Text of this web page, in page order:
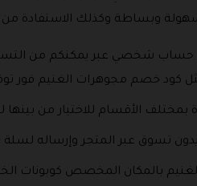
سهولة وبساطة وكذلك
حساب شخصي عبر يمكنكم من
كود خصم مجوهرات الغنيم فور
بمختلف الأقسام للاختيار من بينها
تسوق عبر المتجر وإرساله
بالمكان المخصص كوبونات